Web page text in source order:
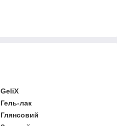
GeliX
Гель-лак
Глянсовий